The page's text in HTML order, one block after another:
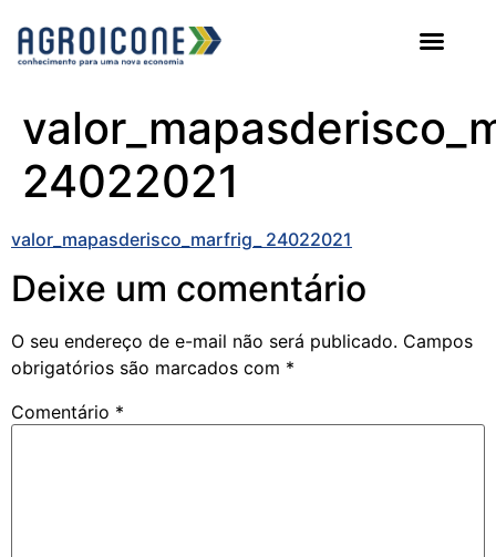
24022021
valor_mapasderisco_marfrig_ 24022021
Deixe um comentário
O seu endereço de e-mail não será publicado. Campos
obrigatórios são marcados com *
Comentário *